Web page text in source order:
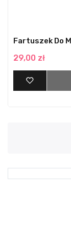
Fartuszek Do
29,00 zł